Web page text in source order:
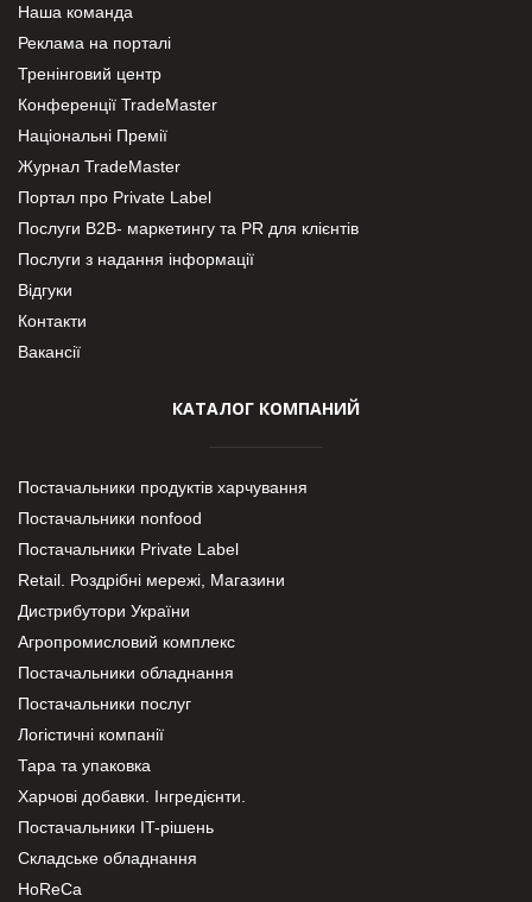
Наша команда
Реклама на порталі
Тренінговий центр
Конференції TradeMaster
Національні Премії
Журнал TradeMaster
Портал про Private Label
Послуги В2В- маркетингу та PR для клієнтів
Послуги з надання інформації
Відгуки
Контакти
Вакансії
КАТАЛОГ КОМПАНИЙ
Постачальники продуктів харчування
Постачальники nonfood
Постачальники Private Label
Retail. Роздрібні мережі, Магазини
Дистрибутори України
Агропромисловий комплекс
Постачальники обладнання
Постачальники послуг
Логістичні компанії
Тара та упаковка
Харчові добавки. Інгредієнти.
Постачальники IT-рішень
Складське обладнання
HoReCa